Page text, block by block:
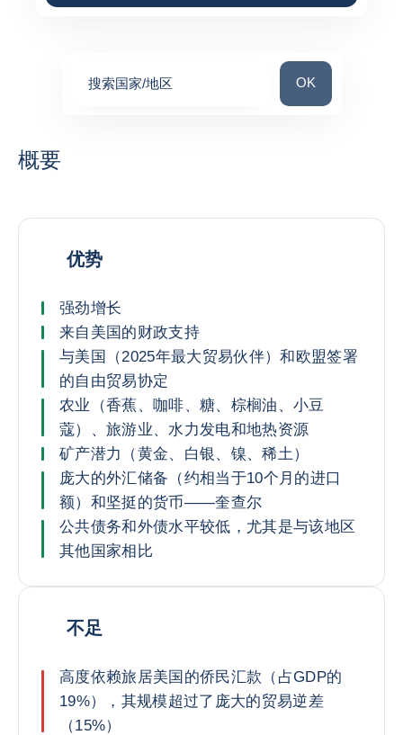
搜索国家/地区 搜索国家/地区
OK
概要
优势
强劲增长
来自美国的财政支持
与美国（2025年最大贸易伙伴）和欧盟签署
的自由贸易协定
农业（香蕉、咖啡、糖、棕榈油、小豆
蔻）、旅游业、水力发电和地热资源
矿产潜力（黄金、白银、镍、稀土）
庞大的外汇储备（约相当于10个月的进口
额）和坚挺的货币——奎查尔
公共债务和外债水平较低，尤其是与该地区
其他国家相比
不足
高度依赖旅居美国的侨民汇款（占GDP的
19%），其规模超过了庞大的贸易逆差
（15%）